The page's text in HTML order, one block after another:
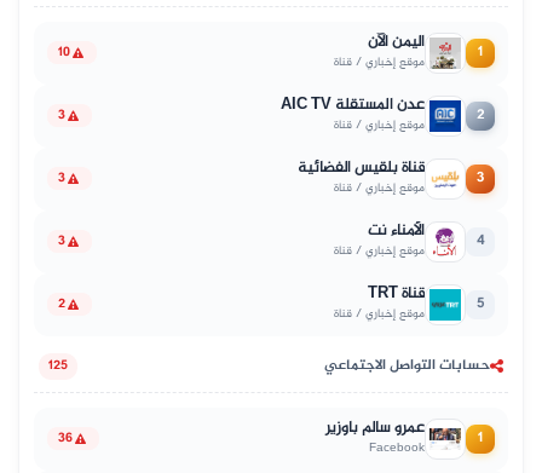
1 اليمن الآن
موقع إخباري / قناة 10
2 عدن المستقلة AIC TV
موقع إخباري / قناة 3
3 قناة بلقيس الفضائية
موقع إخباري / قناة 3
4 الأمناء نت
موقع إخباري / قناة 3
5 قناة TRT
موقع إخباري / قناة 2
حسابات التواصل الاجتماعي 125
1 عمرو سالم باوزير
Facebook
36